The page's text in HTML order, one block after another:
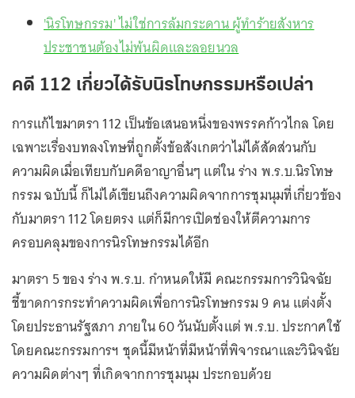
'นิรโทษกรรม' ไม่ใช่การล้มกระดาน ผู้ทำร้ายสังหาร
ประชาชนต้องไม่พ้นผิดและลอยนวล
คดี 112 เกี่ยวได้รับนิรโทษกรรมหรือเปล่า
การแก้ไขมาตรา 112 เป็นข้อเสนอหนึ่งของพรรคก้าวไกล โดย
เฉพาะเรื่องบทลงโทษที่ถูกตั้งข้อสังเกตว่าไม่ได้สัดส่วนกับ
ความผิดเมื่อเทียบกับคดีอาญาอื่นๆ แต่ใน ร่าง พ.ร.บ.นิรโทษ
กรรม ฉบับนี้ ก็ไม่ได้เขียนถึงความผิดจากการชุมนุมที่เกี่ยวข้อง
กับมาตรา 112 โดยตรง แต่ก็มีการเปิดช่องให้ตีความการ
ครอบคลุมของการนิรโทษกรรมได้อีก
มาตรา 5 ของ ร่าง พ.ร.บ. กำหนดให้มี คณะกรรมการวินิจฉัย
ชี้ขาดการกระทำความผิดเพื่อการนิรโทษกรรม 9 คน แต่งตั้ง
โดยประธานรัฐสภา ภายใน 60 วันนับตั้งแต่ พ.ร.บ. ประกาศใช้
โดยคณะกรรมการฯ ชุดนี้มีหน้าที่มีหน้าที่พิจารณาและวินิจฉัย
ความผิดต่างๆ ที่เกิดจากการชุมนุม ประกอบด้วย